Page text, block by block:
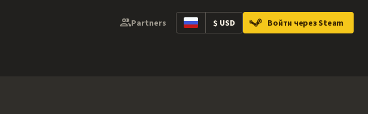
Partners $ USD Войти через Steam